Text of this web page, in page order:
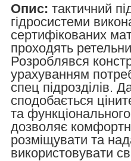
Опис: тактичний
гідросистеми
сертифікованих
проходять
Розроблявся
урахуванням
спец підрозділів.
сподобається
та
дозволяє
розміщувати та
використовувати